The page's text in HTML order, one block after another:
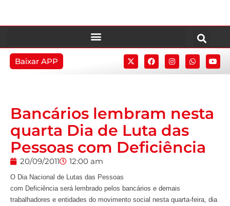
Baixar APP
Bancários lembram nesta
quarta Dia de Luta das
Pessoas com Deficiência
20/09/2011 12:00 am
O Dia Nacional de Lutas das Pessoas
com Deficiência será lembrado pelos bancários e demais
trabalhadores e entidades do movimento social nesta quarta-feira, dia